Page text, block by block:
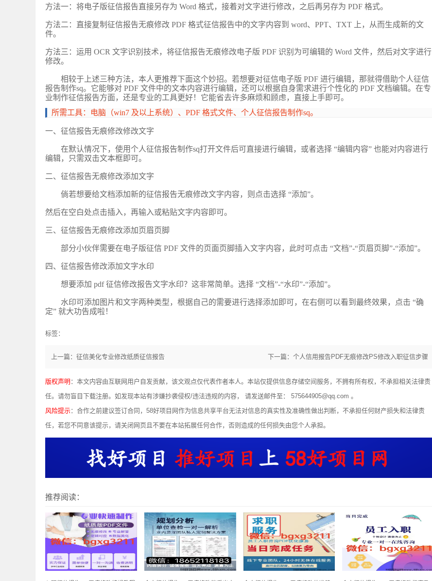
方法一：将电子版征信报告直接另存为 Word 格式，接着对文字进行修改，之后再另存为 PDF 格式。
方法二：直接复制征信报告无痕修改 PDF 格式征信报告中的文字内容到 word、PPT、TXT 上，从而生成新的文
件。
方法三：运用 OCR 文字识别技术，将征信报告无痕修改电子版 PDF 识别为可编辑的 Word 文件，然后对文字进行
修改。
相较于上述三种方法，本人更推荐下面这个妙招。若想要对征信电子版 PDF 进行编辑，那就得借助个人征信
报告制作sq。它能够对 PDF 文件中的文本内容进行编辑，还可以根据自身需求进行个性化的 PDF 文档编辑。在专
业制作征信报告方面，还是专业的工具更好！它能省去许多麻烦和顾虑，直接上手即可。
所需工具：电脑（win7 及以上系统）、PDF 格式文件、个人征信报告制作sq。
一、征信报告无痕修改修改文字
在默认情况下，使用个人征信报告制作sq打开文件后可直接进行编辑，或者选择 “编辑内容” 也能对内容进行
编辑，只需双击文本框即可。
二、征信报告无痕修改添加文字
倘若想要给文档添加新的征信报告无痕修改文字内容，则点击选择 “添加”。
然后在空白处点击插入，再输入或粘贴文字内容即可。
三、征信报告无痕修改添加页眉页脚
部分小伙伴需要在电子版征信 PDF 文件的页面页脚插入文字内容，此时可点击 “文档”-“页眉页脚”-“添加”。
四、征信报告修改添加文字水印
想要添加 pdf 征信修改报告文字水印？这非常简单。选择 “文档”-“水印”-“添加”。
水印可添加图片和文字两种类型，根据自己的需要进行选择添加即可，在右侧可以看到最终效果，点击 “确
定” 就大功告成啦！
标签：
上一篇：征信美化专业修改纸质征信报告 下一篇：个人信用报告PDF无痕修改PS修改入职征信步骤
版权声明 ：本文内容由互联网用户自发贡献，该文观点仅代表作者本人。本站仅提供信息存储空间服务，不拥有所有权，不承担相关法律责
任。请勿盲目下载注册。如发现本站有涉嫌抄袭侵权/违法违规的内容， 请发送邮件至： 575644905@qq.com 。
风险提示：合作之前建议签订合同，58好项目网作为信息共享平台无法对信息的真实性及准确性做出判断，不承担任何财产损失和法律责
任，若您不同意该提示，请关闭网页且不要在本站拓展任何合作，否则造成的任何损失由您个人承担。
推荐阅读：